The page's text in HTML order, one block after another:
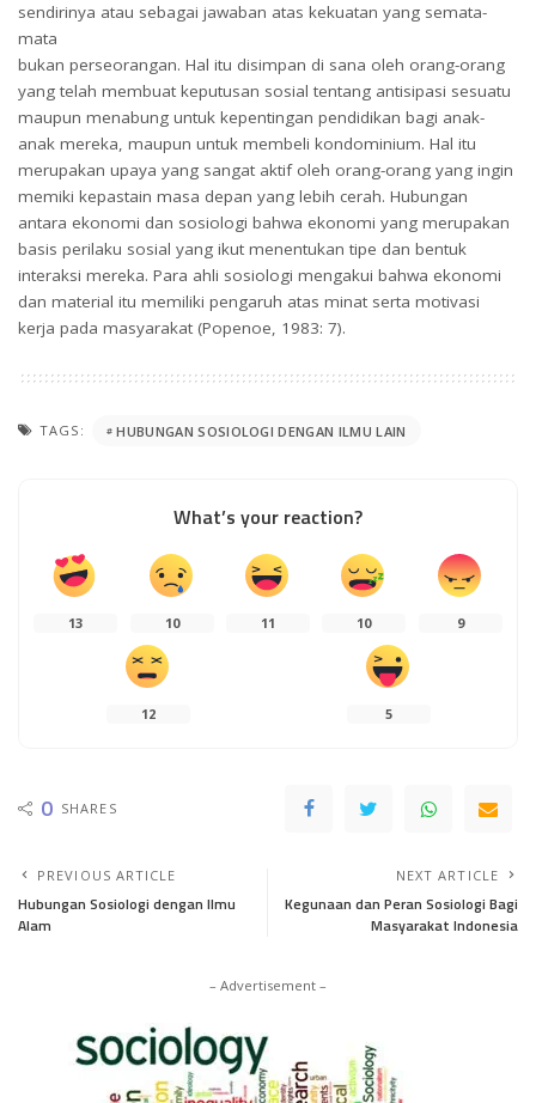
sendirinya atau sebagai jawaban atas kekuatan yang semata-
mata
bukan perseorangan. Hal itu disimpan di sana oleh orang-orang
yang telah membuat keputusan sosial tentang antisipasi sesuatu
maupun menabung untuk kepentingan pendidikan bagi anak-
anak mereka, maupun untuk membeli kondominium. Hal itu
merupakan upaya yang sangat aktif oleh orang-orang yang ingin
memiki kepastain masa depan yang lebih cerah. Hubungan
antara ekonomi dan sosiologi bahwa ekonomi yang merupakan
basis perilaku sosial yang ikut menentukan tipe dan bentuk
interaksi mereka. Para ahli sosiologi mengakui bahwa ekonomi
dan material itu memiliki pengaruh atas minat serta motivasi
kerja pada masyarakat (Popenoe, 1983: 7).
TAGS: HUBUNGAN SOSIOLOGI DENGAN ILMU LAIN
What’s your reaction?
13 10 11 10 9
12 5
0 SHARES
PREVIOUS ARTICLE
Hubungan Sosiologi dengan Ilmu
Alam
NEXT ARTICLE
Kegunaan dan Peran Sosiologi Bagi
Masyarakat Indonesia
– Advertisement –